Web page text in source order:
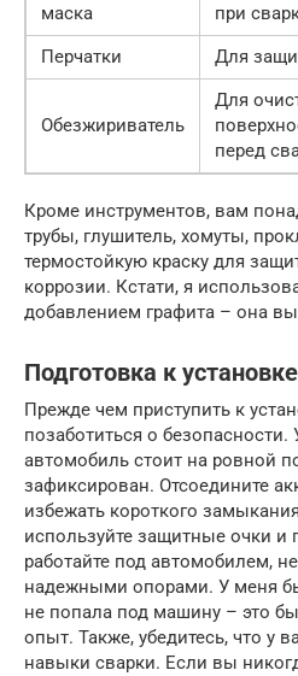
маска
при
Перчатки
Для
Обезжириватель
Для
перед
Кроме инструментов, вам
трубы, глушитель, хомуты,
термостойкую краску для
коррозии. Кстати, я
добавлением графита – она
Подготовка к установке
Прежде чем приступить к
позаботиться о безопасности.
автомобиль стоит на ровной
зафиксирован. Отсоедините
избежать короткого
используйте защитные очки и
работайте под автомобилем,
надежными опорами. У меня
не попала под машину – это
опыт. Также, убедитесь, что у
навыки сварки. Если вы